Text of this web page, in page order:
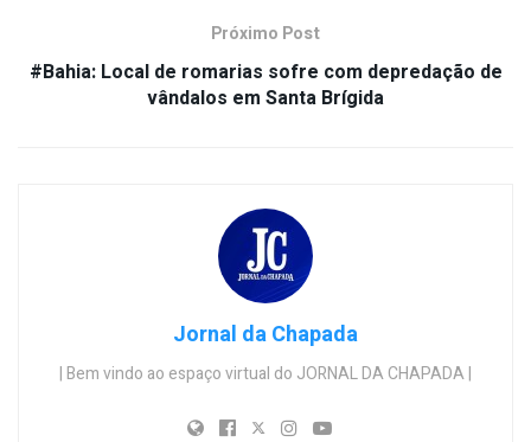
Próximo Post
#Bahia: Local de romarias sofre com depredação de
vândalos em Santa Brígida
Jornal da Chapada
| Bem vindo ao espaço virtual do JORNAL DA CHAPADA |